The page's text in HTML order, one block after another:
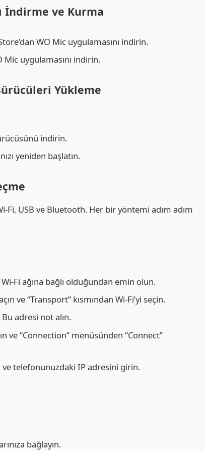
İndirme ve Kurma
WO Mic uygulamasını indirin.
Mic uygulamasını indirin.
Yükleme
indirin.
yeniden başlatın.
Fi, USB ve Bluetooth. Her bir yöntemi adım adım
Fi ağına bağlı olduğundan emin olun.
ve “Transport” kısmından Wi-Fi’yi seçin.
adresi not alın.
ve “Connection” menüsünden “Connect”
ve telefonunuzdaki IP adresini girin.
bağlayın.